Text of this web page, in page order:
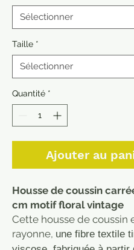
Taille *
Quantité *
Ajouter au
Housse de coussin
cm motif floral vintage
Cette housse de coussin
rayonne, une fibre textile